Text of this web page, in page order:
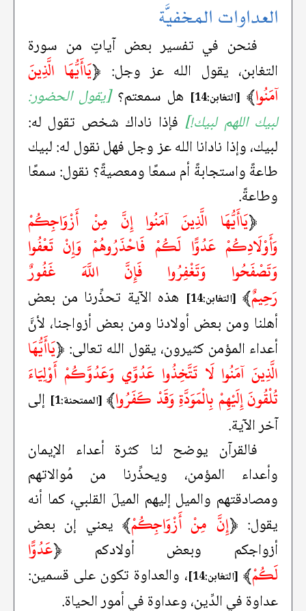
العداوات المخفيَّة
فنحن في تفسير بعض آياتٍ من سورة
التغابن، يقول الله عز وجل: ﴿يَاأَيُّهَا الَّذِينَ
آمَنُوا﴾ [التغابن:14] هل سمعتم؟[يقول الحضور:
لبيك اللهم لبيك!] فإذا ناداك شخص تقول له:
لبيك، وإذا نادانا الله عز وجل فهل نقول له: لبيك
طاعةً واستجابةً أم سمعًا ومعصيةً؟ نقول: سمعًا
وطاعةً.
﴿يَاأَيُّهَا الَّذِينَ آمَنُوا إِنَّ مِنْ أَزْوَاجِكُمْ
وَأَوْلَادِكُمْ عَدُوًّا لَكُمْ فَاحْذَرُوهُمْ وَإِنْ تَعْفُوا
وَتَصْفَحُوا وَتَغْفِرُوا فَإِنَّ اللَّهَ غَفُورٌ
رَحِيمٌ﴾ [التغابن:14]
هذه الآية تحذِّرنا من بعض
أهلنا ومن بعض أولادنا ومن بعض أزواجنا، لأنَّ
أعداء المؤمن كثيرون، يقول الله تعالى: ﴿يَاأَيُّهَا
الَّذِينَ آمَنُوا لَا تَتَّخِذُوا عَدُوِّي وَعَدُوَّكُمْ أَوْلِيَاءَ
تُلْقُونَ إِلَيْهِمْ بِالْمَوَدَّةِ وَقَدْ كَفَرُوا﴾ [الممتحنة:1]
إلى
آخر الآية.
فالقرآن يوضح لنا كثرة أعداء الإيمان
وأعداء المؤمن، ويحذِّرنا من مُوالاتهم
ومصادقتهم والميل إليهم الميلَ القلبي، كما أنه
يقول: ﴿إِنَّ مِنْ أَزْوَاجِكُمْ﴾ يعني إن بعض
أزواجكم وبعض أولادكم ﴿عَدُوًّا
لَكُمْ﴾ [التغابن:14]
، والعداوة تكون على قسمين:
عداوة في الدِّين، وعداوة في أمور الحياة.